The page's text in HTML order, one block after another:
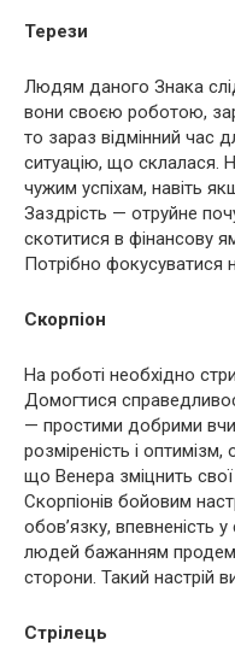
Терези
Людям даного Знака
вони своєю роботою,
то зараз відмінний час
ситуацію, що склалася.
чужим успіхам, навіть
Заздрість — отруйне
скотитися в фінансову
Потрібно фокусуватися
Скорпіон
На роботі необхідно
Домогтися
— простими добрими
розміреність і
що Венера зміцнить
Скорпіонів бойовим
обов’язку, впевненість
людей бажанням
сторони. Такий настрій
Стрілець